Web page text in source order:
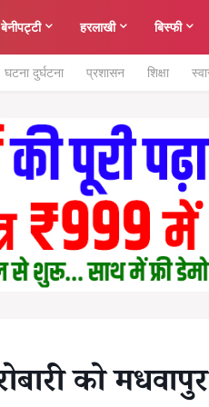
बेनीपट्टी हरलाखी बिस्फी
घटना दुर्घटना प्रशासन शिक्षा
को